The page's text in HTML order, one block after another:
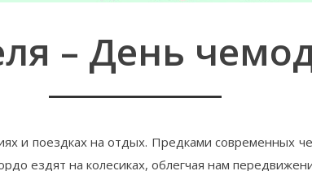
– День
и поездках на отдых. Предками современных
ездят на колесиках, облегчая нам